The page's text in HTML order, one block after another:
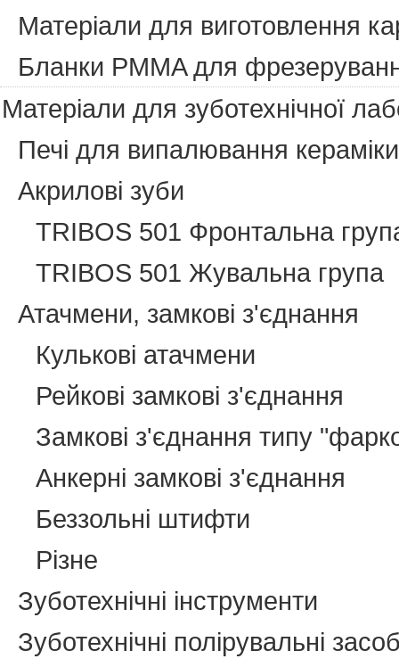
Матеріали для виготовлення
Бланки PMMA для
Матеріали для зуботехнічної
Печі для випалювання кераміки
Акрилові зуби
TRIBOS 501 Фронтальна
TRIBOS 501 Жувальна група
Атачмени, замкові з'єднання
Кулькові атачмени
Рейкові замкові з'єднання
Замкові з'єднання типу
Анкерні замкові з'єднання
Беззольні штифти
Різне
Зуботехнічні інструменти
Зуботехнічні полірувальні